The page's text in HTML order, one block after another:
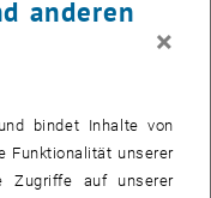
anderen
×
bindet Inhalte von
Funktionalität unserer
Zugriffe auf unserer